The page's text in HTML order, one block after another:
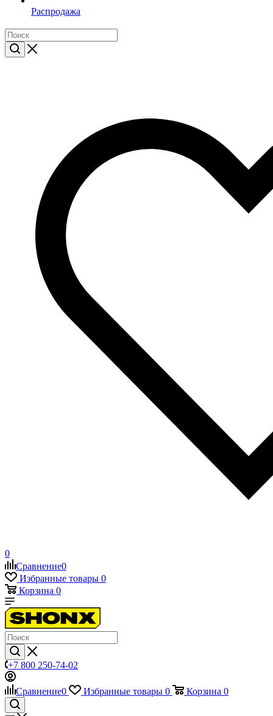
Распродажа
0
Сравнение0
Избранные товары 0
Корзина 0
+7 800 250-74-02
Сравнение0 Избранные товары 0 Корзина 0